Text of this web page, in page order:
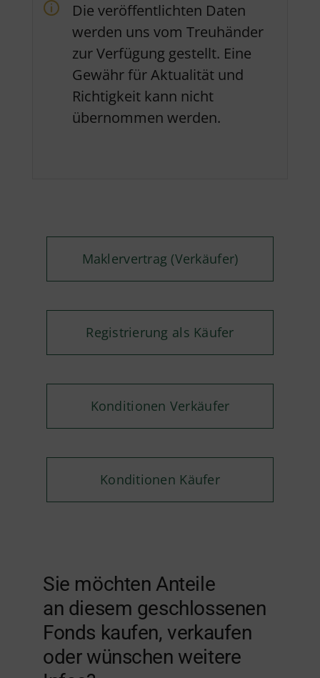
Die veröffentlichten Daten
werden uns vom Treuhänder
zur Verfügung gestellt. Eine
Gewähr für Aktualität und
Richtigkeit kann nicht
übernommen werden.
Maklervertrag (Verkäufer)
Registrierung als Käufer
Konditionen Verkäufer
Konditionen Käufer
Sie möchten Anteile
an diesem geschlossenen
Fonds kaufen, verkaufen
oder wünschen weitere